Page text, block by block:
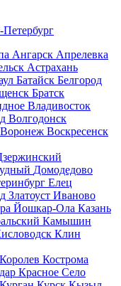
Ангарск Апрелевка
Астрахань
Батайск Белгород
Братск
Владивосток
Волгодонск
Воронеж Воскресенск
Домодедово
Елец
Златоуст Иваново
Йошкар-Ола Казань
Камышин
Клин
Королев Кострома
Красное Село